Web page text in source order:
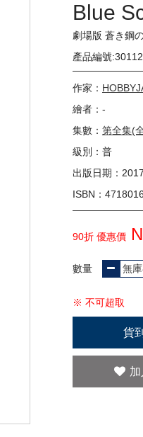
Blue
劇場版 蒼き鋼
產品編號
作家：
繪者：-
集數： 第全集(
級別：普
出版日期：
ISBN：
90折 優惠價
數量
※ 不可超取
貨